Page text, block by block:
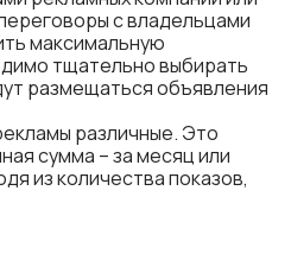
с владельцами
максимальную
тщательно выбирать
размещаться объявления
различные. Это
сумма – за месяц или
из количества показов,